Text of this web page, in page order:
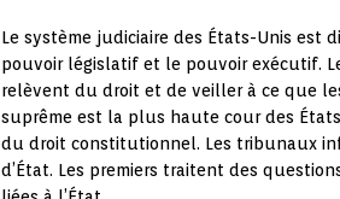
Le système judiciaire des États-Unis est
pouvoir législatif et le pouvoir exécutif.
relèvent du droit et de veiller à ce que
suprême est la plus haute cour des
du droit constitutionnel. Les tribunaux
d’État. Les premiers traitent des